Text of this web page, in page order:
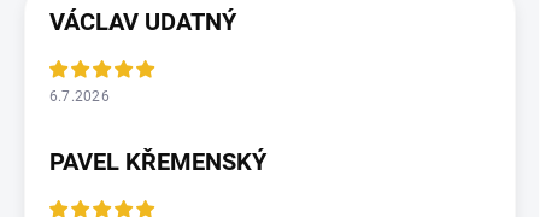
VÁCLAV UDATNÝ
6.7.2026
PAVEL KŘEMENSKÝ